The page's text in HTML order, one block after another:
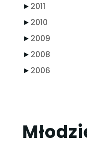
►2011
►2010
►2009
►2008
►2006